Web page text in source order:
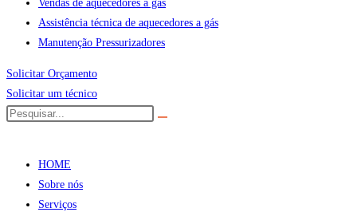
Vendas de aquecedores a gás
Assistência técnica de aquecedores a gás
Manutenção Pressurizadores
Solicitar Orçamento
Solicitar um técnico
HOME
Sobre nós
Serviços